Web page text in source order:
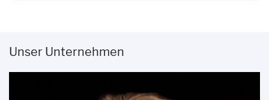
Unser Unternehmen